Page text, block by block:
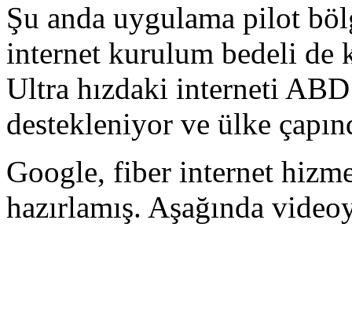
Şu anda uygulama pilot
internet kurulum bedeli de
Ultra hızdaki interneti
destekleniyor ve ülke
Google, fiber internet
hazırlamış. Aşağında